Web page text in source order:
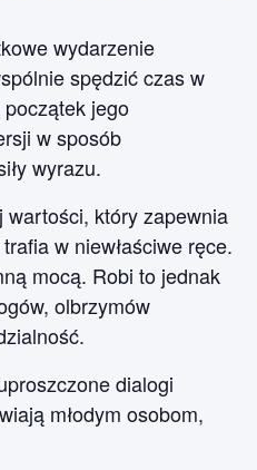
wydarzenie
spędzić czas w
jego
w sposób
wyrazu.
wartości, który zapewnia
w niewłaściwe ręce.
mocą. Robi to jednak
olbrzymów
dialogi
młodym osobom,